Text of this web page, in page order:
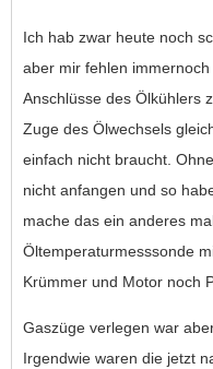
Ich hab zwar heute noch
aber mir fehlen
Anschlüsse des Ölkühlers
Zuge des Ölwechsels
einfach nicht braucht.
nicht anfangen und so
mache das ein anderes
Öltemperaturmesssonde
Krümmer und Motor noch
Gaszüge verlegen war
Irgendwie waren die jetzt